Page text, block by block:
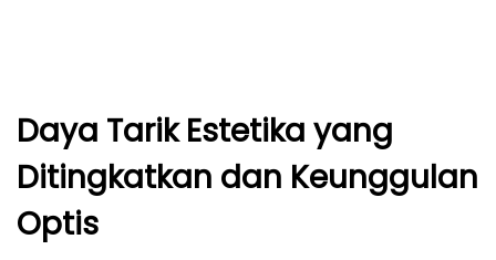
Daya Tarik Estetika yang
Ditingkatkan dan Keunggulan
Optis